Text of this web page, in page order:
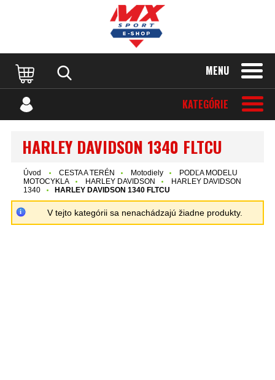
MENU
KATEGÓRIE
HARLEY DAVIDSON 1340 FLTCU
Úvod CESTA A TERÉN Motodiely
PODĽA MODELU
MOTOCYKLA
HARLEY DAVIDSON
HARLEY DAVIDSON
1340
HARLEY DAVIDSON 1340 FLTCU
V tejto kategórii sa nenachádzajú žiadne produkty.